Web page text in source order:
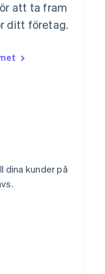
att ta fram
ditt företag.
dina kunder på